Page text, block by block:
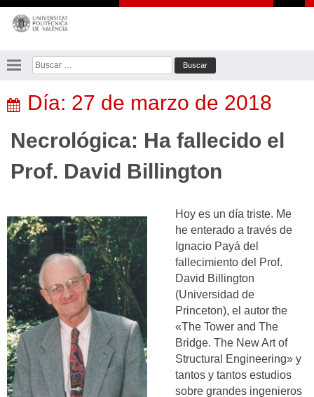
Saltar
contenido
Buscar:
Día: 27 de marzo de 2018
Necrológica: Ha fallecido el
Prof. David Billington
Hoy es un día triste. Me
he enterado a través de
Ignacio Payá del
fallecimiento del Prof.
David Billington
(Universidad de
Princeton), el autor the
«The Tower and The
Bridge. The New Art of
Structural Engineering» y
tantos y tantos estudios
sobre grandes ingenieros